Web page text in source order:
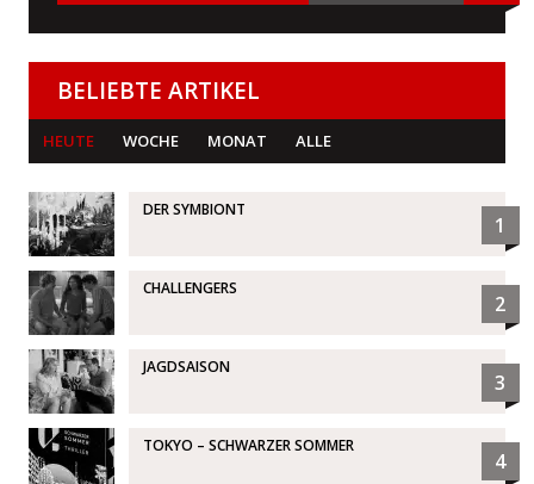
BELIEBTE ARTIKEL
HEUTE WOCHE MONAT ALLE
DER SYMBIONT
1
CHALLENGERS
2
JAGDSAISON
3
TOKYO – SCHWARZER SOMMER
4